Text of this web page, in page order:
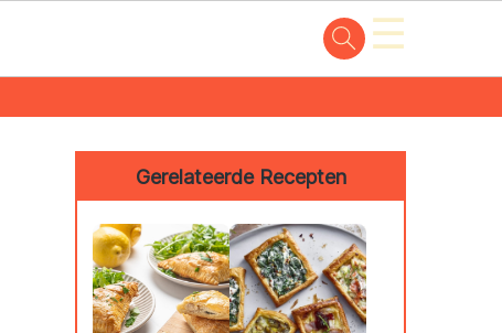
☰
Primary
Sidebar
Gerelateerde Recepten